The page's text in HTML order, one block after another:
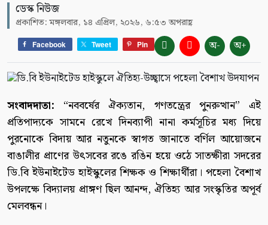
ডেস্ক নিউজ
প্রকাশিত: মঙ্গলবার, ১৪ এপ্রিল, ২০২৬, ৬:৫৩ অপরাহ্ণ
Facebook Tweet Pin অ- অ+
সংবাদদাতা: “নববর্ষের ঐক্যতান, গণতন্ত্রের পুনরুত্থান” এই
প্রতিপাদ্যকে সামনে রেখে দিনব্যাপী নানা কর্মসূচির মধ্য দিয়ে
পুরনোকে বিদায় আর নতুনকে স্বাগত জানাতে বর্ণিল আয়োজনে
বাঙালীর প্রাণের উৎসবের রঙে রঙিন হয়ে ওঠে সাতক্ষীরা সদরের
ডি.বি ইউনাইটেড হাইস্কুলের শিক্ষক ও শিক্ষার্থীরা। পহেলা বৈশাখ
উপলক্ষে বিদ্যালয় প্রাঙ্গণ ছিল আনন্দ, ঐতিহ্য আর সংস্কৃতির অপূর্ব
মেলবন্ধন।